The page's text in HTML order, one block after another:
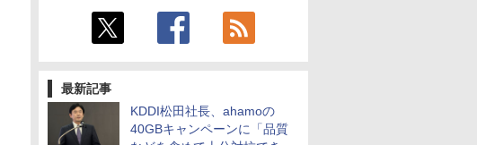
最新記事
KDDI松田社長、ahamoの
40GBキャンペーンに「品質